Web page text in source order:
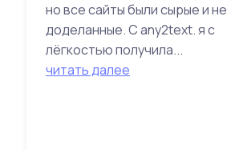
но все сайты были сырые и не
доделанные. С any2text. я с
лёгкостью получила...
читать далее